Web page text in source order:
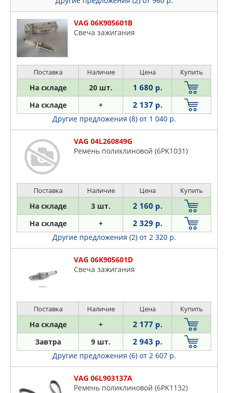
VAG 06K905601B
Свеча зажигания
Поставка Наличие Цена Купить
На складе 20 шт. 1 680 р.
На складе + 2 137 р.
Другие предложения (8) от 1 040 р.
VAG 04L260849G
Ремень поликлиновой (6PK1031)
Поставка Наличие Цена Купить
На складе 3 шт. 2 160 р.
На складе + 2 329 р.
Другие предложения (2) от 2 320 р.
VAG 06K905601D
Свеча зажигания
Поставка Наличие Цена Купить
На складе + 2 177 р.
Завтра 9 шт. 2 943 р.
Другие предложения (6) от 2 607 р.
VAG 06L903137A
Ремень поликлиновой (6PK1132)